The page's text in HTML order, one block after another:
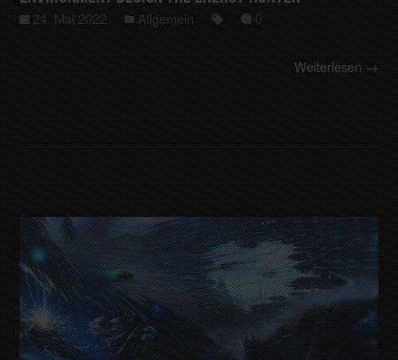
24. Mai 2022 Allgemein 0
Weiterlesen →